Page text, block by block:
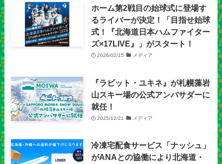
ホーム第2戦目の始球式に登場す
るライバーが決定！「目指せ始球
式！『北海道日本ハムファイター
ズ×17LIVE』」がスタート！
2026/02/15 メディア
『ラビット・ユキネ』が札幌藻岩
山スキー場の公式アンバサダーに
就任！
2025/12/21 メディア
冷凍宅配食サービス「ナッシュ」
がANAとの協働により北海道・